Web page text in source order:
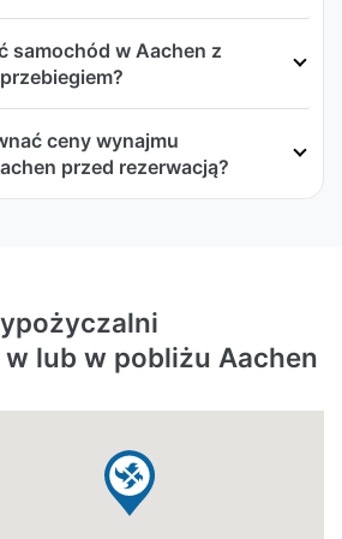
samochód w Aachen z
ceny wynajmu
przed rezerwacją?
lub w pobliżu Aachen